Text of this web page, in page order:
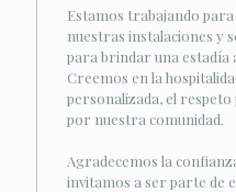
Estamos trabajando
nuestras instalaciones y
para brindar una estadía
Creemos en la
personalizada, el
por nuestra comunidad.
Agradecemos la
invitamos a ser parte de